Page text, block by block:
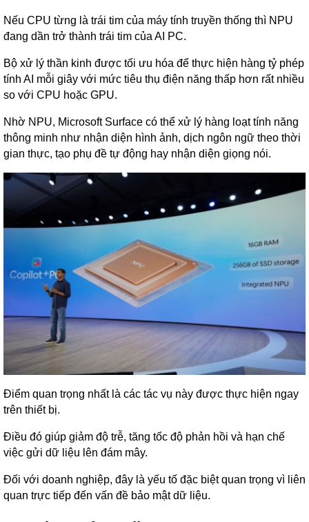
Nếu CPU từng là trái tim của máy tính truyền thống thì NPU
đang dần trở thành trái tim của AI PC.
Bộ xử lý thần kinh được tối ưu hóa để thực hiện hàng tỷ phép
tính AI mỗi giây với mức tiêu thụ điện năng thấp hơn rất nhiều
so với CPU hoặc GPU.
Nhờ NPU, Microsoft Surface có thể xử lý hàng loạt tính năng
thông minh như nhận diện hình ảnh, dịch ngôn ngữ theo thời
gian thực, tạo phụ đề tự động hay nhận diện giọng nói.
Điểm quan trọng nhất là các tác vụ này được thực hiện ngay
trên thiết bị.
Điều đó giúp giảm độ trễ, tăng tốc độ phản hồi và hạn chế
việc gửi dữ liệu lên đám mây.
Đối với doanh nghiệp, đây là yếu tố đặc biệt quan trọng vì liên
quan trực tiếp đến vấn đề bảo mật dữ liệu.